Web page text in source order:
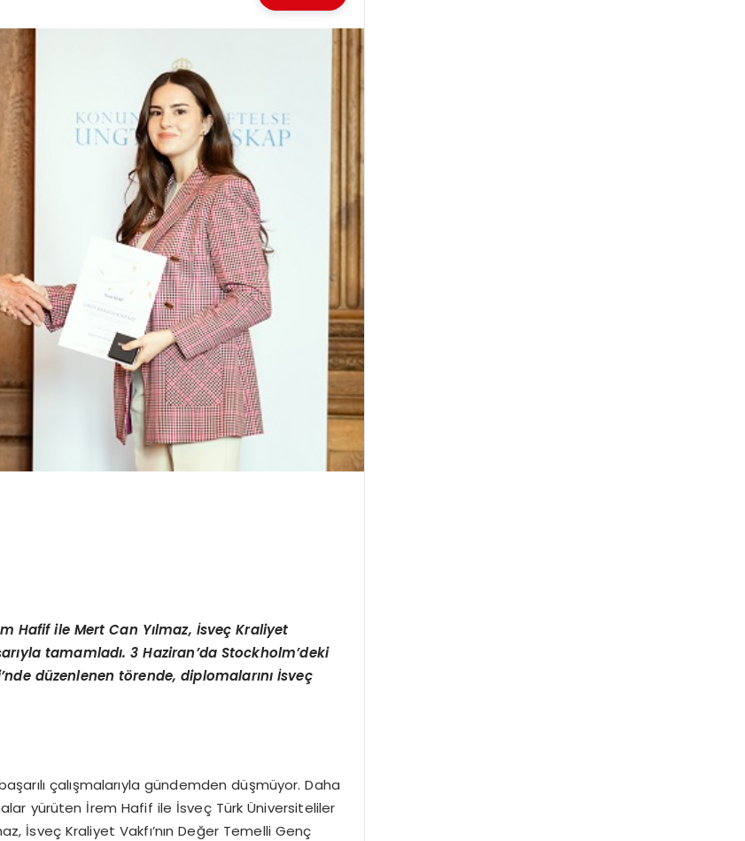
Hafif ile Mert Can Yılmaz, İsveç Kraliyet
tamamladı. 3 Haziran’da Stockholm’deki
düzenlenen törende, diplomalarını İsveç
çalışmalarıyla gündemden düşmüyor. Daha
yürüten İrem Hafif ile İsveç Türk Üniversiteliler
İsveç Kraliyet Vakfı’nın Değer Temelli Genç